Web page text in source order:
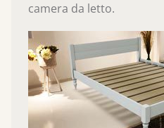
camera da letto.